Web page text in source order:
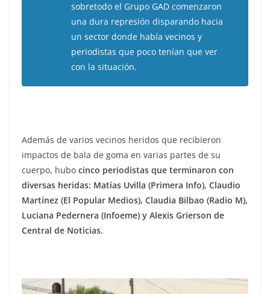
sobretodo el Grupo GAD comenzaron
una dura represión disparando hacia
un sector donde había vecinos y
periodistas que poco tenían que ver
con la situación.
Además de varios vecinos heridos que recibieron
impactos de bala de goma en varias partes de su
cuerpo, hubo cinco periodistas que terminaron con
diversas heridas: Matías Uvilla (Primera Info), Claudio
Martínez (El Popular Medios), Claudia Bilbao (Radio M),
Luciana Pedernera (Infoeme) y Alexis Grierson de
Central de Noticias.